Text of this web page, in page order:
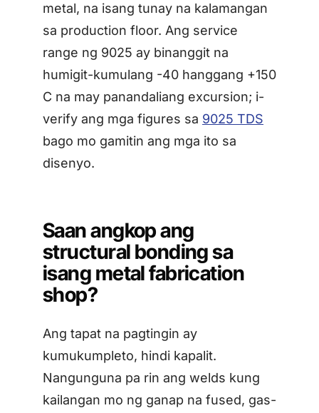
metal, na isang tunay na kalamangan
sa production floor. Ang service
range ng 9025 ay binanggit na
humigit-kumulang -40 hanggang +150
C na may panandaliang excursion; i-
verify ang mga figures sa 9025 TDS
bago mo gamitin ang mga ito sa
disenyo.
Saan angkop ang
structural bonding sa
isang metal fabrication
shop?
Ang tapat na pagtingin ay
kumukumpleto, hindi kapalit.
Nangunguna pa rin ang welds kung
kailangan mo ng ganap na fused, gas-